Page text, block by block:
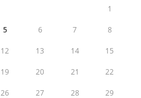
1
5 6 7 8
12 13 14 15
19 20 21 22
26 27 28 29